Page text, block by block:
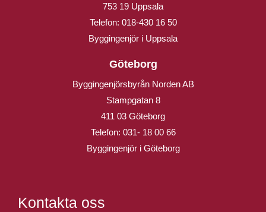
753 19 Uppsala
Telefon: 018-430 16 50
Byggingenjör i Uppsala
Göteborg
Byggingenjörsbyrån Norden AB
Stampgatan 8
411 03 Göteborg
Telefon: 031- 18 00 66
Byggingenjör i Göteborg
Kontakta oss